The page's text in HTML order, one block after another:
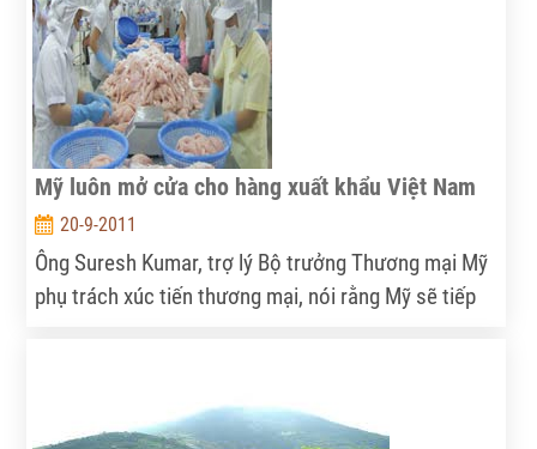
nhập khẩu nguyên liệu.
Mỹ luôn mở cửa cho hàng xuất khẩu Việt Nam
20-9-2011
Ông Suresh Kumar, trợ lý Bộ trưởng Thương mại Mỹ
phụ trách xúc tiến thương mại, nói rằng Mỹ sẽ tiếp
ưu tiên trong Sáng kiến xuất khẩu quốc gia của